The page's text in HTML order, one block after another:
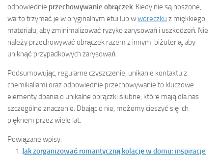
odpowiednie przechowywanie obrączek. Kiedy nie są noszone,
warto trzymać je w oryginalnym etui lub wworeczku z miękkiego
materiału, aby zminimalizować ryzyko zarysowań i uszkodzeń. Nie
należy przechowywać obrączek razem z innymi biżuterią, aby
uniknąć przypadkowych zarysowań.
Podsumowując, regularne czyszczenie, unikanie kontaktu z
chemikaliami oraz odpowiednie przechowywanie to kluczowe
elementy dbania o unikalne obrączki ślubne, które mają dla nas
szczególne znaczenie. Dbając o nie, możemy cieszyć się ich
pięknem przez wiele lat.
Powiązane wpisy:
Jak zorganizować romantyczną kolację w domu: inspiracje